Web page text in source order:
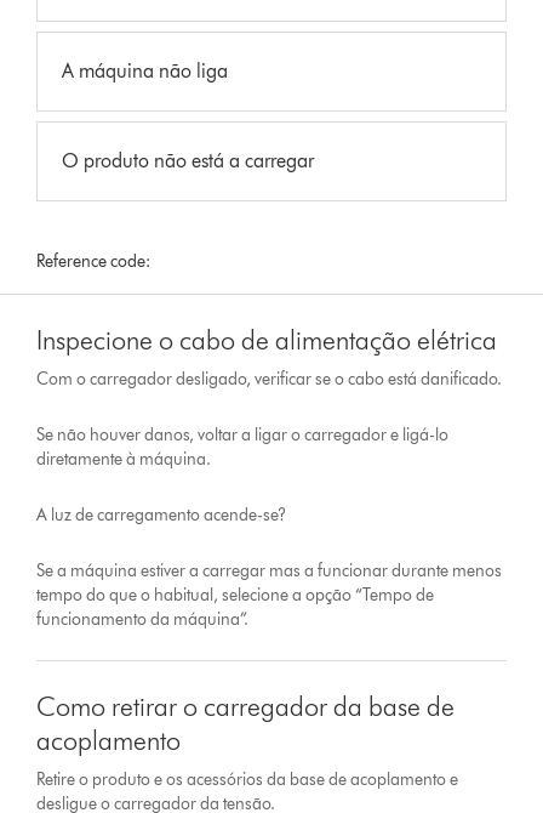
A máquina não liga
O produto não está a carregar
Reference code:
Inspecione o cabo de alimentação elétrica
Com o carregador desligado, verificar se o cabo está danificado.
Se não houver danos, voltar a ligar o carregador e ligá-lo
diretamente à máquina.
A luz de carregamento acende-se?
Se a máquina estiver a carregar mas a funcionar durante menos
tempo do que o habitual, selecione a opção “Tempo de
funcionamento da máquina”.
Como retirar o carregador da base de
acoplamento
Retire o produto e os acessórios da base de acoplamento e
desligue o carregador da tensão.